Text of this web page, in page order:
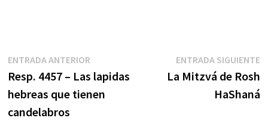
Navegación
de
entradas
ENTRADA ANTERIOREntrada
anterior:
Resp. 4457 – Las lapidas
hebreas que tienen
candelabros
ENTRADA SIGUIENTE
La Mitzvá de Rosh
HaShaná